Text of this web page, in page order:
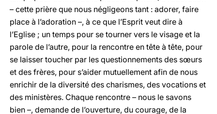
– cette prière que nous négligeons tant : adorer, faire
place à l’adoration –, à ce que l’Esprit veut dire à
l’Eglise ; un temps pour se tourner vers le visage et la
parole de l’autre, pour la rencontre en tête à tête, pour
se laisser toucher par les questionnements des sœurs
et des frères, pour s’aider mutuellement afin de nous
enrichir de la diversité des charismes, des vocations et
des ministères. Chaque rencontre – nous le savons
bien –, demande de l’ouverture, du courage, de la